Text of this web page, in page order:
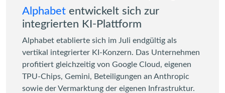
Alphabet entwickelt sich zur
integrierten KI-Plattform
Alphabet etablierte sich im Juli endgültig als
vertikal integrierter KI-Konzern. Das Unternehmen
profitiert gleichzeitig von Google Cloud, eigenen
TPU-Chips, Gemini, Beteiligungen an Anthropic
sowie der Vermarktung der eigenen Infrastruktur.